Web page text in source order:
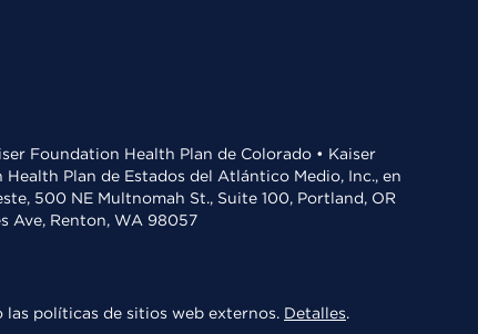
Foundation Health Plan de Colorado • Kaiser
Plan de Estados del Atlántico Medio, Inc., en
500 NE Multnomah St., Suite 100, Portland, OR
Ave, Renton, WA 98057
las políticas de sitios web externos. Detalles.